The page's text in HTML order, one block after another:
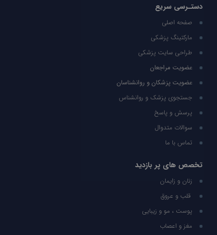
دستـرسی سریع
صفحه اصلی
مارکتینگ پزشکی
طراحی سایت پزشکی
عضویت مراجعان
عضویت پزشکان و روانشناسان
جستجوی پزشک و روانشناس
پرسش و پاسخ
سوالات متدوال
تماس با ما
تخصص های پر بازدید
زنان و زایمان
قلب و عروق
پوست ، مو و زیبایی
مغز و اعصاب